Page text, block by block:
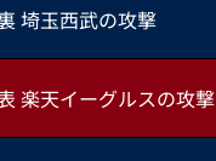
埼玉西武の攻撃
楽天イーグルスの攻撃